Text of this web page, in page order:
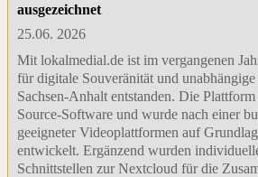
ausgezeichnet
25.06. 2026
Mit lokalmedial.de ist im vergangenen
für digitale Souveränität und
Sachsen-Anhalt entstanden. Die
Source-Software und wurde nach einer
geeigneter Videoplattformen auf
entwickelt. Ergänzend wurden
Schnittstellen zur Nextcloud für die